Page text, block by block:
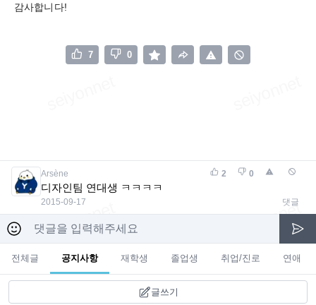
감사합니다!
7 0
Arsène 2 0
디자인팀 연대생 ㅋㅋㅋㅋ
2015-09-17 댓글
전체글 공지사항 재학생 졸업생 취업/진로 연애
글쓰기